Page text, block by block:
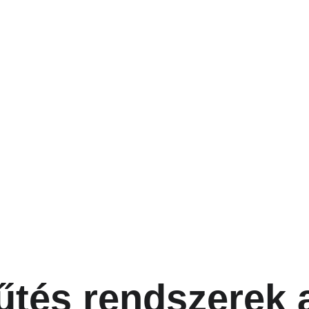
rendszerek